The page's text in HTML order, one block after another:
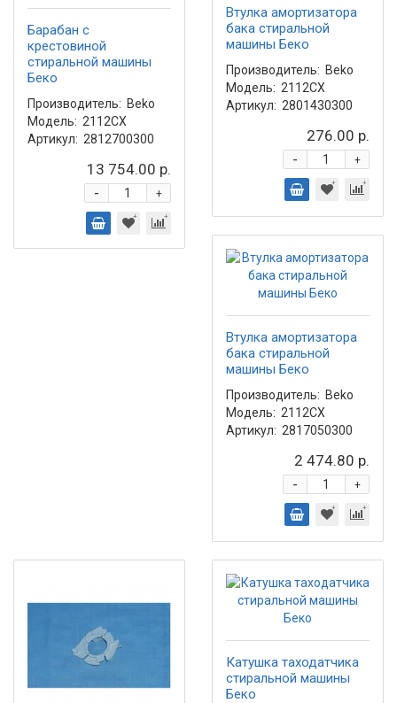
Барабан с
крестовиной
стиральной машины
Беко
Производитель: Beko
Модель: 2112CX
Артикул: 2812700300
13 754.00 р.
+
-
Втулка амортизатора
бака стиральной
машины Беко
Производитель: Beko
Модель: 2112CX
Артикул: 2801430300
276.00 р.
+
-
Втулка амортизатора
бака стиральной
машины Беко
Производитель: Beko
Модель: 2112CX
Артикул: 2817050300
2 474.80 р.
+
-
Катушка таходатчика
стиральной машины
Беко